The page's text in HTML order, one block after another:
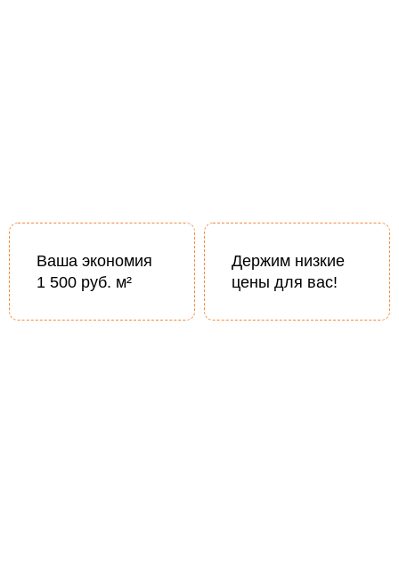
Ваша экономия
1 500 руб. м²
Держим низкие
цены для вас!